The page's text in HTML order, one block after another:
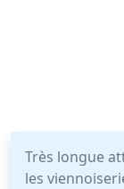
Très longue
les